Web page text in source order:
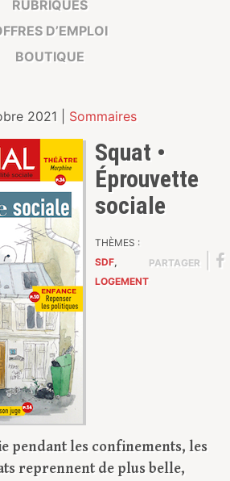
RUBRIQUES
D’EMPLOI
BOUTIQUE
2021 | Sommaires
Squat •
Éprouvette
sociale
THÈMES :
SDF,
LOGEMENT
PARTAGER
pendant les confinements, les
reprennent de plus belle,